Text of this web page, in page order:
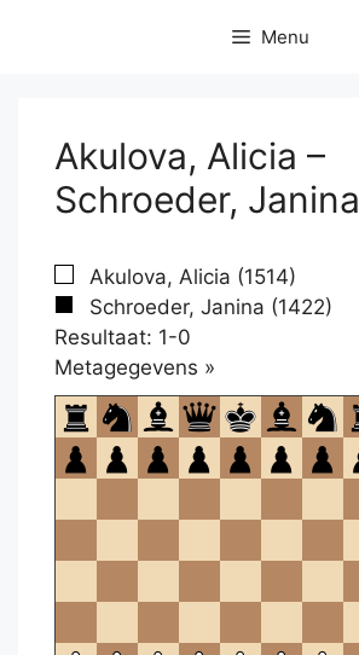
Menu
Akulova, Alicia –
Schroeder, Janina
Akulova, Alicia (1514)
Schroeder, Janina (1422)
Resultaat: 1-0
Metagegevens »
om
te
openen.